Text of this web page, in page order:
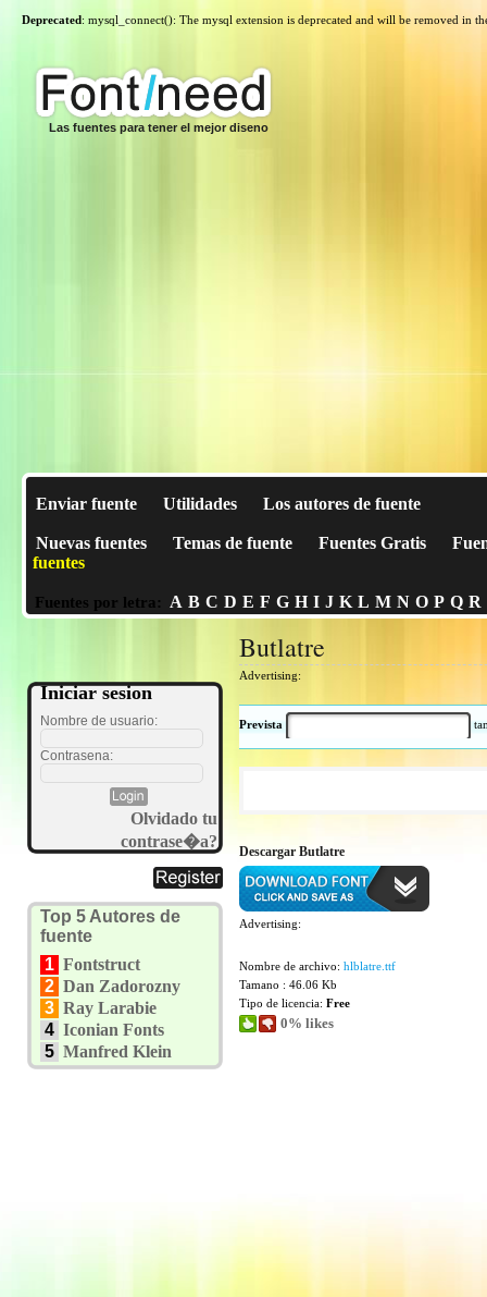
Deprecated: mysql_connect(): The mysql extension is deprecated and will be removed in
Las fuentes para tener el mejor diseno
Enviar fuente Utilidades Los autores de fuente
Nuevas fuentes Temas de fuente Fuentes Gratis
fuentes
Fuentes por letra: A B C D E F G H I J K L M N O P Q R
Iniciar sesion
Nombre de usuario:
Contrasena:
Olvidado tu
contrase�a?
Top 5 Autores de
fuente
1 Fontstruct
2 Dan Zadorozny
3 Ray Larabie
4 Iconian Fonts
5 Manfred Klein
Butlatre
Advertising:
Prevista
Descargar Butlatre
Advertising:
Nombre de archivo: hlblatre.ttf
Tamano : 46.06 Kb
Tipo de licencia: Free
0% likes